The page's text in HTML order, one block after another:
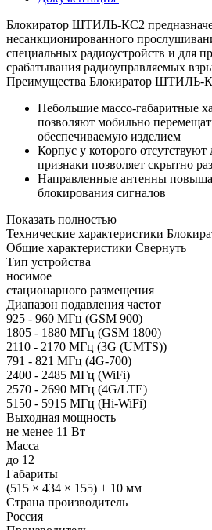
Блокиратор ШТИЛЬ-КС2
несанкционированного
специальных радиоустройств и для
срабатывания радиоуправляемых
Преимущества Блокиратор ШТИЛЬ-
Небольшие массо-габаритные
позволяют мобильно
обеспечиваемую изделием
Корпус у которого
признаки позволяет скрытно
Направленные антенны
блокирования сигналов
Показать полностью
Технические характеристики
Общие характеристики Свернуть
Тип устройства
носимое
стационарного размещения
Диапазон подавления частот
925 - 960 МГц (GSM 900)
1805 - 1880 МГц (GSM 1800)
2110 - 2170 МГц (3G (UMTS))
791 - 821 МГц (4G-700)
2400 - 2485 МГц (WiFi)
2570 - 2690 МГц (4G/LTE)
5150 - 5915 МГц (Hi-WiFi)
Выходная мощность
не менее 11 Вт
Масса
до 12
Габариты
(515 × 434 × 155) ± 10 мм
Страна производитель
Россия